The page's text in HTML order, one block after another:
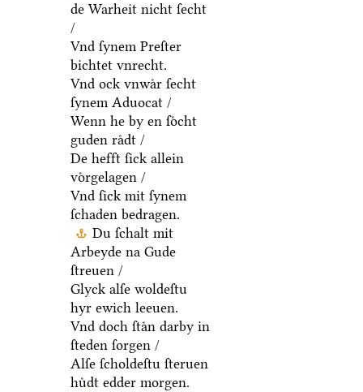
de Warheit nicht ſecht
/
Vnd ſynem Preſter
bichtet vnrecht.
Vnd ock vnwaͤr ſecht
ſynem Aduocat /
Wenn he by en ſoͤcht
guden raͤdt /
De hefft ſick allein
voͤrgelagen /
Vnd ſick mit ſynem
ſchaden bedragen.
Du ſchalt mit
Arbeyde na Gude
ſtreuen /
Glyck alſe woldeſtu
hyr ewich leeuen.
Vnd doch ſtaͤn darby in
ſteden ſorgen /
Alſe ſcholdeſtu ſteruen
huͤdt edder morgen.